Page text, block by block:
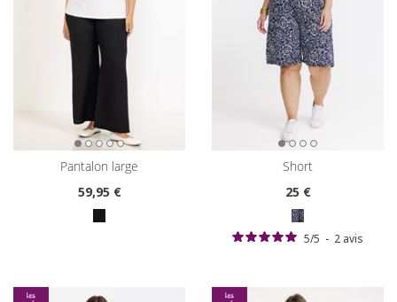
pantalon large
59,95 €
short
25€
5/5 - 2 avis